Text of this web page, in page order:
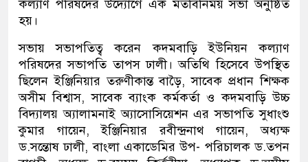
কল্যাণ পরিষদের উদ্যোগে এক মতবিনিময় সভা অনুষ্ঠিত
হয়।
সভায় সভাপতিত্ব করেন কদমবাড়ি ইউনিয়ন কল্যাণ
পরিষদের সভাপতি তাপস ঢালী। অতিথি হিসেবে উপস্থিত
ছিলেন ইঞ্জিনিয়ার তরুণীকান্ত বাড়ৈ, সাবেক প্রধান শিক্ষক
অসীম বিশ্বাস, সাবেক ব্যাংক কর্মকর্তা ও কদমবাড়ি উচ্চ
বিদ্যালয় অ্যালামনাই অ্যাসোসিয়েশন এর সভাপতি সুধাংশু
কুমার গায়েন, ইঞ্জিনিয়ার রবীন্দ্রনাথ গায়েন, অধ্যক্ষ
ড.সন্তোষ ঢালী, বাংলা একাডেমির উপ- পরিচালক ড.তপন